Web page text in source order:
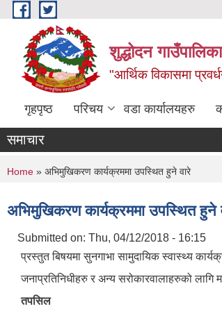
Skip to main content
शुद्धोदन
"आर्थिक विकासमा
गृहपृष्ठ परिचय वडा कार्यालयहरु
समाचार
You are here
Home » अभिमुखिकरण कार्यक्रममा उपस्थित हुने वारे
अभिमुखिकरण कार्यक्रममा उपस्थित हुने
Submitted on: Thu, 04/12/2018 - 16:15
प्रस्तुत बिषयमा सुनगाभा सामुदायिक स्वास्थ्य
जनाप्रतिनिधीहरु र अन्य सरोकारवालाहरुको
तपसिल